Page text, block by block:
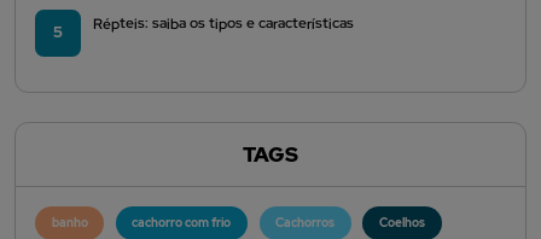
5 Répteis: saiba os tipos e características
TAGS
banho cachorro com frio Cachorros Coelhos